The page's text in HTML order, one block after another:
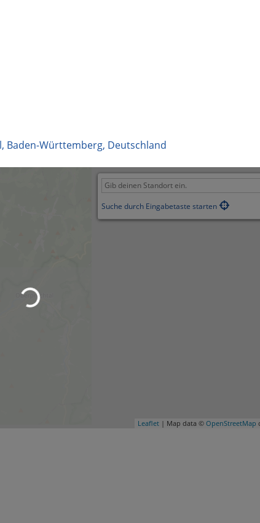
, Baden-Württemberg, Deutschland
Suche durch Eingabetaste starten
Leaflet | Map data © OpenStreetMap